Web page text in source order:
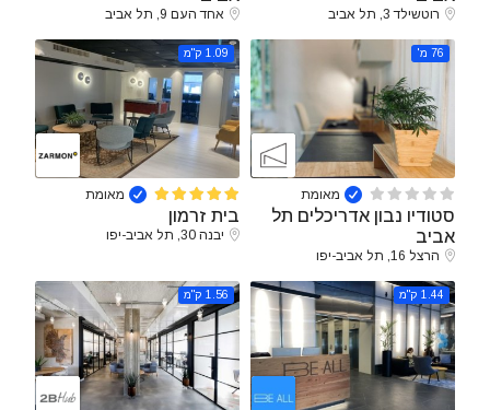
רוטשילד 3, תל אביב אחד העם 9, תל אביב
מאומת
76 מ'
סטודיו נבון אדריכלים תל
אביב
הרצל 16, תל אביב-יפו
מאומת
1.09 ק"מ
בית זרמון
יבנה 30, תל אביב-יפו
1.44 ק"מ 1.56 ק"מ